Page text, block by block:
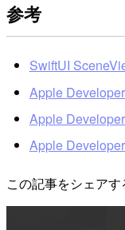
参考
SwiftUI
Apple
Apple
Apple
この記事をシェアす